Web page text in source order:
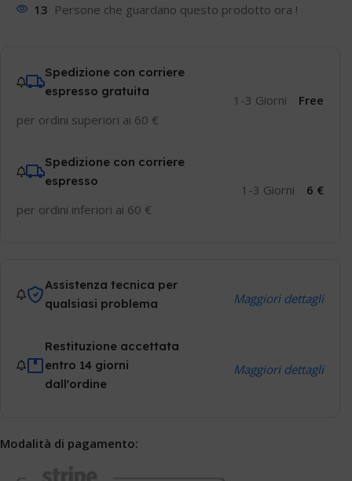
13 Persone che guardano questo prodotto ora !
Spedizione con corriere
espresso gratuita
per ordini superiori ai 60 €
1-3 Giorni Free
Spedizione con corriere
espresso
per ordini inferiori ai 60 €
1-3 Giorni 6 €
Assistenza tecnica per
qualsiasi problema
Maggiori dettagli
Restituzione accettata
entro 14 giorni
dall'ordine
Maggiori dettagli
Modalità di pagamento: